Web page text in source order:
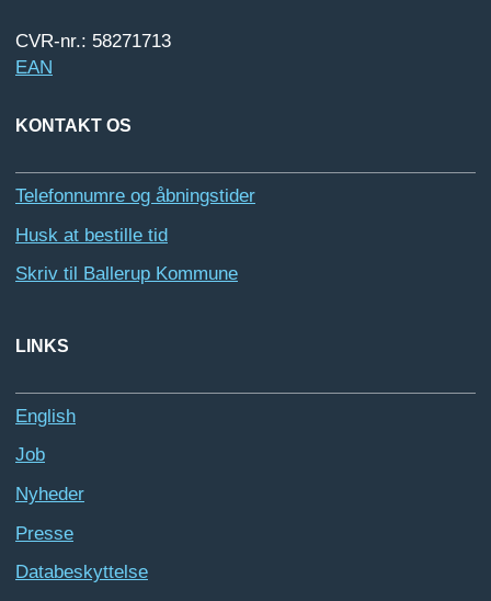
CVR-nr.: 58271713
EAN
KONTAKT OS
Telefonnumre og åbningstider
Husk at bestille tid
Skriv til Ballerup Kommune
LINKS
English
Job
Nyheder
Presse
Databeskyttelse